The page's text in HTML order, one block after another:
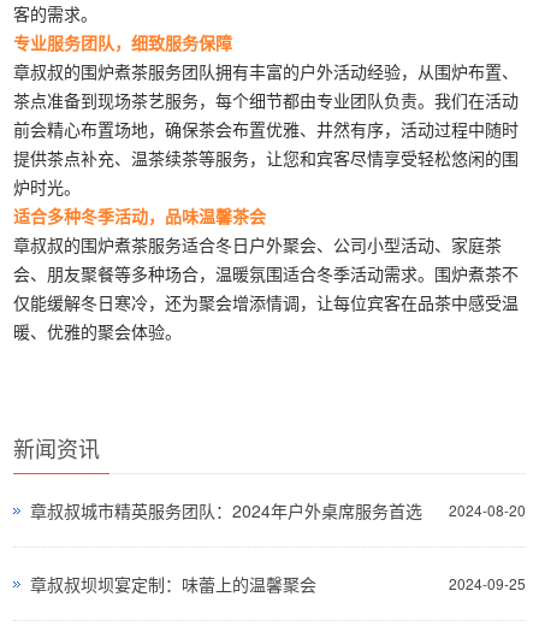
客的需求。
专业服务团队，细致服务保障
章叔叔的围炉煮茶服务团队拥有丰富的户外活动经验，从围炉布置、
茶点准备到现场茶艺服务，每个细节都由专业团队负责。我们在活动
前会精心布置场地，确保茶会布置优雅、井然有序，活动过程中随时
提供茶点补充、温茶续茶等服务，让您和宾客尽情享受轻松悠闲的围
炉时光。
适合多种冬季活动，品味温馨茶会
章叔叔的围炉煮茶服务适合冬日户外聚会、公司小型活动、家庭茶
会、朋友聚餐等多种场合，温暖氛围适合冬季活动需求。围炉煮茶不
仅能缓解冬日寒冷，还为聚会增添情调，让每位宾客在品茶中感受温
暖、优雅的聚会体验。
新闻资讯
2024-08-20
章叔叔城市精英服务团队：2024年户外桌席服务首选
2024-09-25
章叔叔坝坝宴定制：味蕾上的温馨聚会